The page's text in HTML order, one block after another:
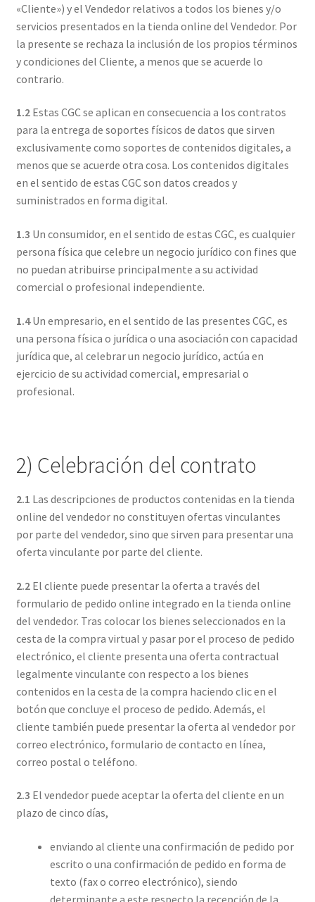
«Cliente») y el Vendedor relativos a todos los bienes y/o
servicios presentados en la tienda online del Vendedor. Por
la presente se rechaza la inclusión de los propios términos
y condiciones del Cliente, a menos que se acuerde lo
contrario.
1.2Estas CGC se aplican en consecuencia a los contratos
para la entrega de soportes físicos de datos que sirven
exclusivamente como soportes de contenidos digitales, a
menos que se acuerde otra cosa. Los contenidos digitales
en el sentido de estas CGC son datos creados y
suministrados en forma digital.
1.3 Un consumidor, en el sentido de estas CGC, es cualquier
persona física que celebre un negocio jurídico con fines que
no puedan atribuirse principalmente a su actividad
comercial o profesional independiente.
1.4Un empresario, en el sentido de las presentes CGC, es
una persona física o jurídica o una asociación con capacidad
jurídica que, al celebrar un negocio jurídico, actúa en
ejercicio de su actividad comercial, empresarial o
profesional.
2) Celebración del contrato
2.1 Las descripciones de productos contenidas en la tienda
online del vendedor no constituyen ofertas vinculantes
por parte del vendedor, sino que sirven para presentar una
oferta vinculante por parte del cliente.
2.2El cliente puede presentar la oferta a través del
formulario de pedido online integrado en la tienda online
del vendedor. Tras colocar los bienes seleccionados en la
cesta de la compra virtual y pasar por el proceso de pedido
electrónico, el cliente presenta una oferta contractual
legalmente vinculante con respecto a los bienes
contenidos en la cesta de la compra haciendo clic en el
botón que concluye el proceso de pedido. Además, el
cliente también puede presentar la oferta al vendedor por
correo electrónico, formulario de contacto en línea,
correo postal o teléfono.
2.3 El vendedor puede aceptar la oferta del cliente en un
plazo de cinco días,
enviando al cliente una confirmación de pedido por
escrito o una confirmación de pedido en forma de
texto (fax o correo electrónico), siendo